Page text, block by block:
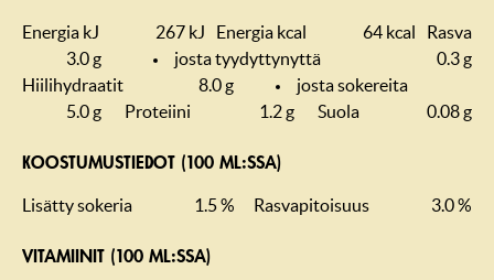
Energia kJ 267 kJ Energia kcal 64 kcal
Rasva
3.0 g
josta tyydyttynyttä
0.3 g
Hiilihydraatit
8.0 g
josta sokereita
5.0 g
Proteiini 1.2 g Suola 0.08 g
KOOSTUMUS­TIEDOT (100 ML:SSA)
Lisätty sokeria 1.5 % Rasvapitoisuus 3.0 %
VITAMIINIT (100 ML:SSA)